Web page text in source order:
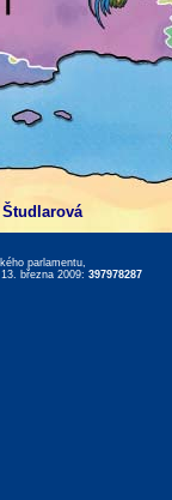
parlamentu,
března 2009: 397978287